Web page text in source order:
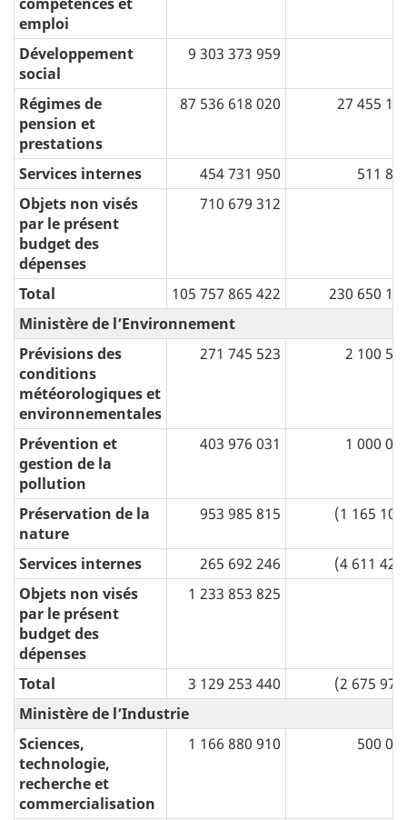
emploi
Développement
social
9 303 373 959
Régimes de
pension et
prestations
87 536 618 020 27 455
Services internes 454 731 950
511
Objets non visés
par le présent
budget des
dépenses
710 679 312
Total 105 757 865 422
230 650
Ministère de l’Environnement
Prévisions des
conditions
météorologiques et
environnementales
271 745 523 2 100
Prévention et
gestion de la
pollution
403 976 031 1 000
Préservation de la
nature
953 985 815 (1 165
Services internes 265 692 246
(4 611
Objets non visés
par le présent
budget des
dépenses
1 233 853 825
Total 3 129 253 440
(2 675
Ministère de l’Industrie
Sciences,
technologie,
recherche et
commercialisation
1 166 880 910 500